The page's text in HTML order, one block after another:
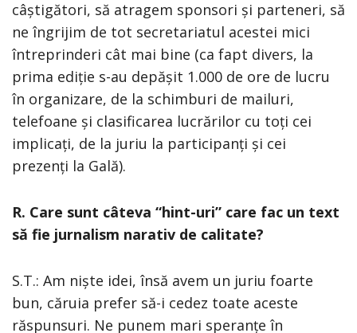
câștigători, să atragem sponsori și parteneri, să
ne îngrijim de tot secretariatul acestei mici
întreprinderi cât mai bine (ca fapt divers, la
prima ediție s-au depășit 1.000 de ore de lucru
în organizare, de la schimburi de mailuri,
telefoane și clasificarea lucrărilor cu toți cei
implicați, de la juriu la participanți și cei
prezenți la Gală).
R. Care sunt câteva “hint-uri” care fac un text
să fie jurnalism narativ de calitate?
S.T.: Am niște idei, însă avem un juriu foarte
bun, căruia prefer să-i cedez toate aceste
răspunsuri. Ne punem mari speranțe în